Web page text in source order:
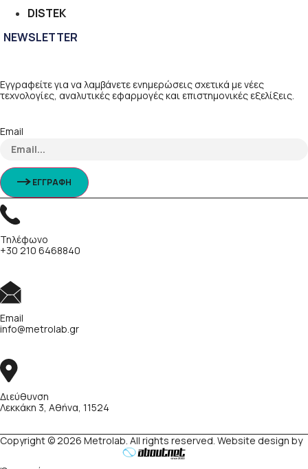
DISTEK
NEWSLETTER
Εγγραφείτε για να λαμβάνετε ενημερώσεις σχετικά με νέες
τεχνολογίες, αναλυτικές εφαρμογές και επιστημονικές εξελίξεις.
Email
ΕΓΓΡΑΦΗ
Τηλέφωνο
+30 210 6468840
Email
info@metrolab.gr
Διεύθυνση
Λεκκάκη 3, Αθήνα, 11524
Copyright © 2026 Metrolab. All rights reserved. Website design by